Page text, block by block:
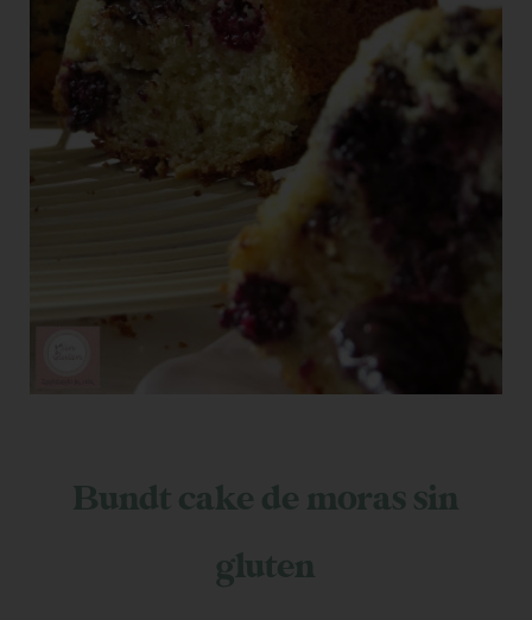
Bundt cake de moras sin
gluten